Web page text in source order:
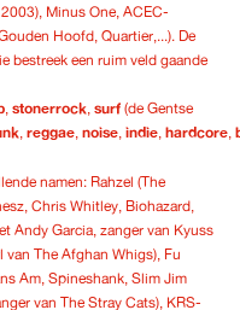
Minus One, ACEC-
Hoofd, Quartier,...). De
bestreek een ruim veld gaande
,stonerrock ,surf (de Gentse
,reggae ,noise ,indie ,hardcore ,
namen: Rahzel (The
Chris Whitley, Biohazard,
Andy Garcia, zanger van Kyuss
van The Afghan Whigs), Fu
Am, Spineshank, Slim Jim
van The Stray Cats), KRS-